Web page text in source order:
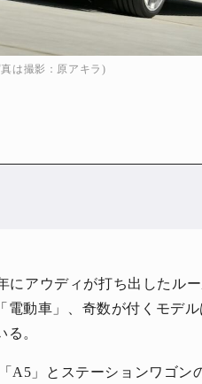
は撮影：原アキラ)
にアウディが打ち出したル
電動車」、奇数が付くモデ
。
A5」とステーションワゴン